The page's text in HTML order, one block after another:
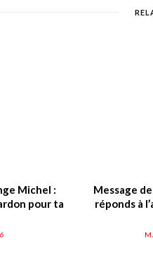
Michel :
pour ta
Message
réponds à